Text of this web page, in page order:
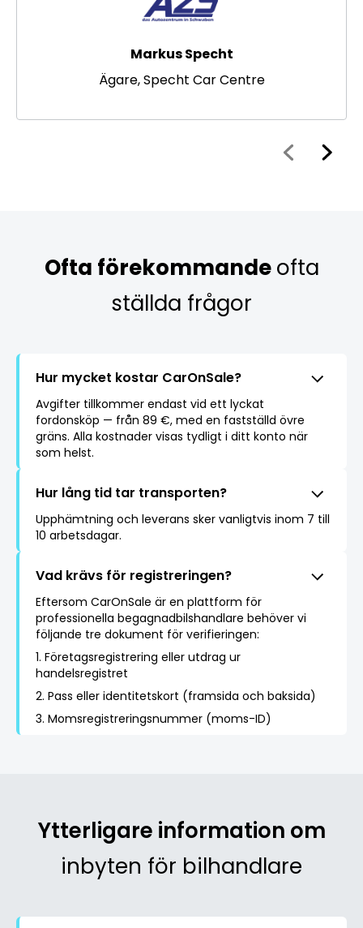
Markus Specht
Ägare, Specht Car Centre
Ofta förekommandeofta
ställda frågor
Hur mycket kostar CarOnSale?
Avgifter tillkommer endast vid ett lyckat
fordonsköp — från 89 €, med en fastställd övre
gräns. Alla kostnader visas tydligt i ditt konto när
som helst.
Hur lång tid tar transporten?
Upphämtning och leverans sker vanligtvis inom 7 till
10 arbetsdagar.
Vad krävs för registreringen?
Eftersom CarOnSale är en plattform för
professionella begagnadbilshandlare behöver vi
följande tre dokument för verifieringen:
1. Företagsregistrering eller utdrag ur
handelsregistret
2. Pass eller identitetskort (framsida och baksida)
3. Momsregistreringsnummer (moms-ID)
Ytterligare information om
inbyten för bilhandlare